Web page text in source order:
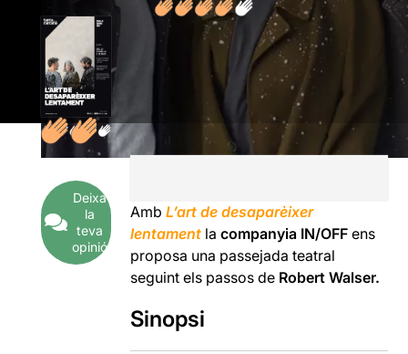
Deixa
la
teva
opinió
AmbL’art de desaparèixer
lentament lacompanyia IN/OFF ens
proposa una passejada teatral
seguint els passos de Robert Walser.
Sinopsi